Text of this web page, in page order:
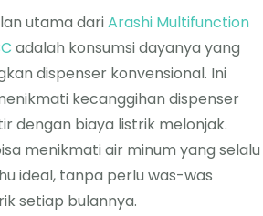
utama dariArashi Multifunction
adalah konsumsi dayanya yang
dispenser konvensional. Ini
kecanggihan dispenser
dengan biaya listrik melonjak.
menikmati air minum yang selalu
ideal, tanpa perlu was-was
setiap bulannya.